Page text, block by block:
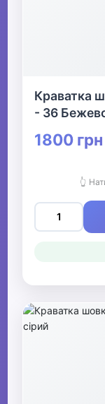
Краватка
- 36
1800 грн
👆